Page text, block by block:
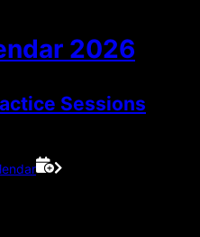
2026
Sessions